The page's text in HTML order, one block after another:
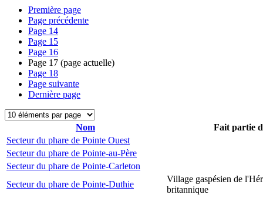
Première page
Page précédente
Page 14
Page 15
Page 16
Page 17 (page actuelle)
Page 18
Page suivante
Dernière page
Nom
Fait partie
Secteur du phare de Pointe Ouest
Secteur du phare de Pointe-au-Père
Secteur du phare de Pointe-Carleton
Secteur du phare de Pointe-Duthie
Village gaspésien de
britannique